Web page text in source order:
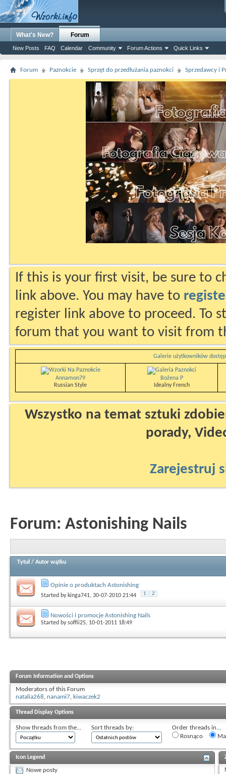
What's New? Forum
New Posts FAQ Calendar Community Forum Actions Quick Links
Forum Paznokcie Sprzęt do przedłużania paznokci Sprzedawcy i
If this is your first visit, be sure to
link above. You may have to
register link above to proceed. To
forum that you want to visit from
Galerie użytkowników
Annamon79
Russian Style
Bożena P
Idealny French
Wszystko na temat sztuki
porady,
Zarejestruj
Forum: Astonishing Nails
Tytuł / Autor wątku
Opinie o produktach Astonishing
Started by kinga741, 30-07-2010 21:44 1 2
Nowości i promocje Astonishing Nails
Started bysoffii25, 10-01-2011 18:49
Forum Information and Options
Moderators of this Forum
natalia268, nanami7, kiwaczek2
Thread Display Options
Show threads from the... Sort threads by:
Order threads in...
Rosnąco
Icon Legend
Nowe posty